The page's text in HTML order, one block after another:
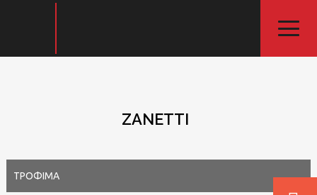
ZANETTI
ΤΡΟΦΙΜΑ